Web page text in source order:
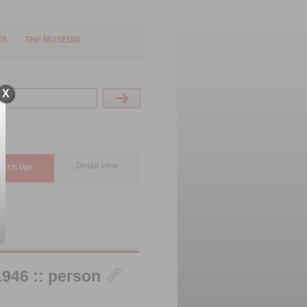
THE MUSEUM
tips Detail view
:: person
X